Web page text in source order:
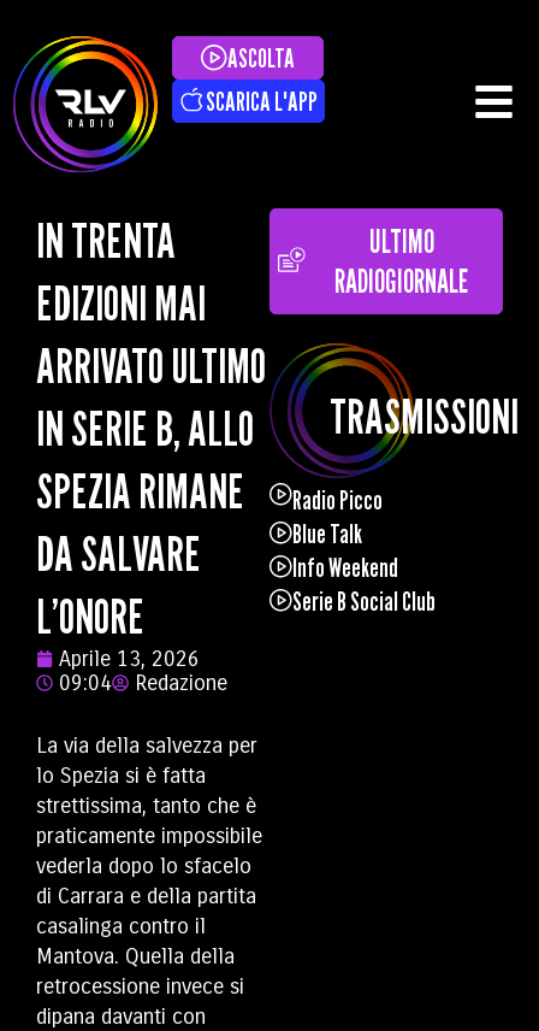
ASCOLTA
SCARICA L'APP
IN TRENTA
EDIZIONI MAI
ARRIVATO ULTIMO
IN SERIE B, ALLO
SPEZIA RIMANE
DA SALVARE
L’ONORE
Aprile 13, 2026
09:04
Redazione
La via della salvezza per
lo Spezia si è fatta
strettissima, tanto che è
praticamente impossibile
vederla dopo lo sfacelo
di Carrara e della partita
casalinga contro il
Mantova. Quella della
retrocessione invece si
dipana davanti con
ULTIMO
RADIOGIORNALE
TRASMISSIONI
Radio Picco
Blue Talk
Info Weekend
Serie B Social Club